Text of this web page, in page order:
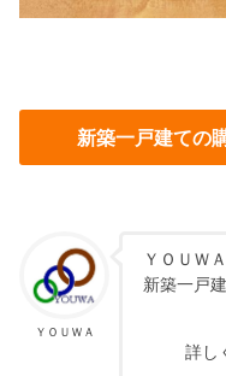
新築一戸建ての
ＹＯＵＷＡ
ＹＯＵＷ
新築一戸
詳し